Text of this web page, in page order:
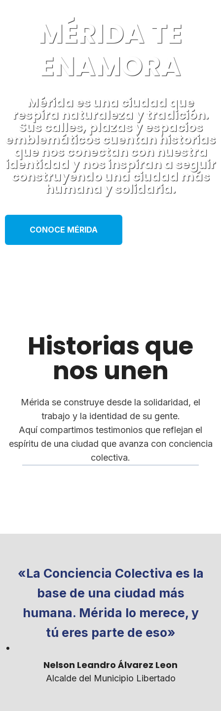
MÉRIDA TE
ENAMORA
Mérida es una ciudad que
respira naturaleza y tradición.
Sus calles, plazas y espacios
emblemáticos cuentan historias
que nos conectan con nuestra
identidad y nos inspiran a seguir
construyendo una ciudad más
humana y solidaria.
CONOCE MÉRIDA
Historias que
nos unen
Mérida se construye desde la solidaridad, el
trabajo y la identidad de su gente.
Aquí compartimos testimonios que reflejan el
espíritu de una ciudad que avanza con conciencia
colectiva.
«La Conciencia Colectiva es la
base de una ciudad más
humana. Mérida lo merece, y
tú eres parte de eso»
Nelson Leandro Álvarez Leon
Alcalde del Municipio Libertado